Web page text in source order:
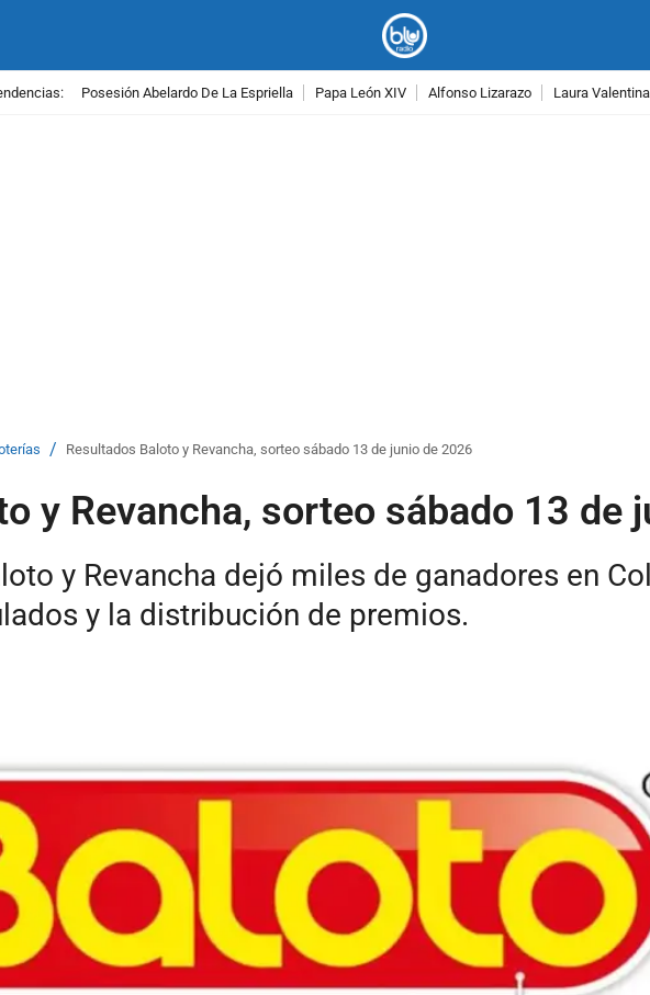
Posesión Abelardo De La Espriella Papa León XIV Alfonso Lizarazo Laura
/ Resultados Baloto y Revancha, sorteo sábado 13 de junio de 2026
y Revancha, sorteo sábado 13 de
y Revancha dejó miles de ganadores en
y la distribución de premios.